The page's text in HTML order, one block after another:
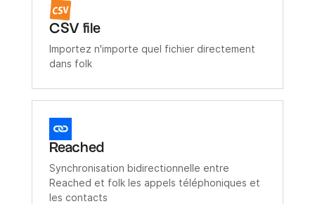
CSV file
Importez n'importe quel fichier directement
dans folk
Reached
Synchronisation bidirectionnelle entre
Reached et folk les appels téléphoniques et
les contacts